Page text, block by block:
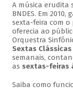
A música erudita
BNDES. Em
sexta-feira com o
oferecia ao
Orquestra
Sextas Clássicas
semanais,
as sextas-feiras
Saiba como